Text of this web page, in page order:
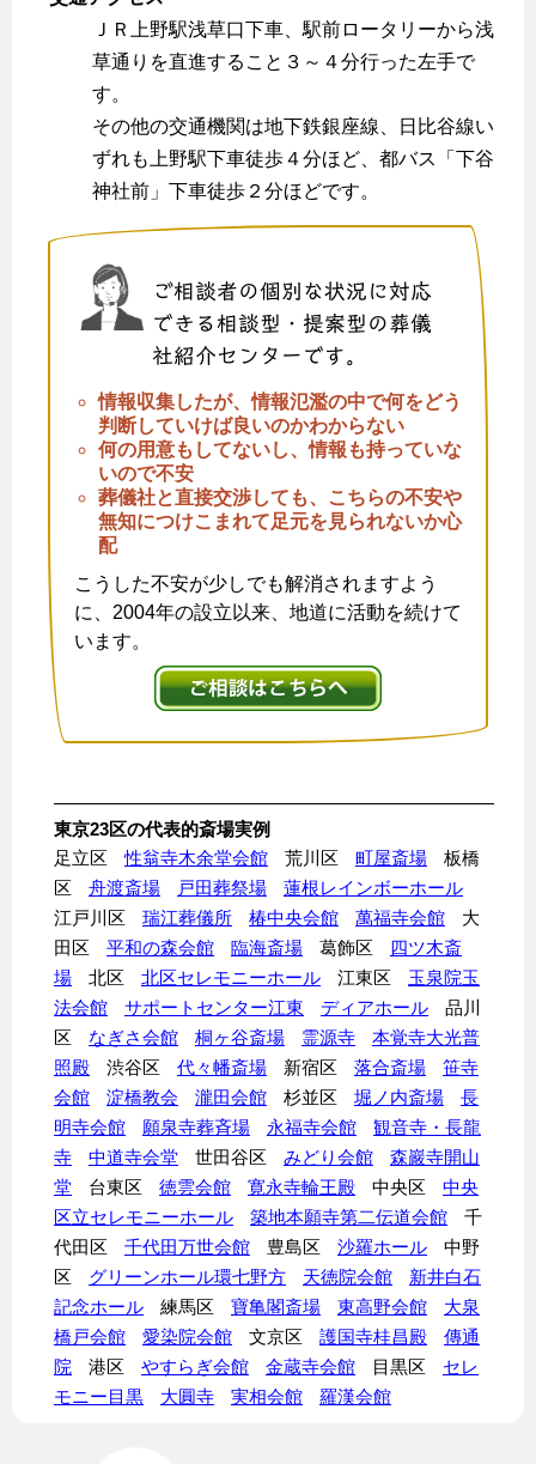
ＪＲ上野駅浅草口下車、駅前ロータリーから浅
草通りを直進すること３～４分行った左手で
す。
その他の交通機関は地下鉄銀座線、日比谷線い
ずれも上野駅下車徒歩４分ほど、都バス「下谷
神社前」下車徒歩２分ほどです。
ご相談者の個別な状況に対応
できる相談型・提案型の葬儀
社紹介センターです。
情報収集したが、情報氾濫の中で何をどう
判断していけば良いのかわからない
何の用意もしてないし、情報も持っていな
いので不安
葬儀社と直接交渉しても、こちらの不安や
無知につけこまれて足元を見られないか心
配
こうした不安が少しでも解消されますよう
に、2004年の設立以来、地道に活動を続けて
います。
東京23区の代表的斎場実例
足立区
性翁寺木余堂会館 荒川区 町屋斎場
板橋
区
舟渡斎場 戸田葬祭場
蓮根レインボーホール
江戸川区
瑞江葬儀所 椿中央会館 萬福寺会館
大
田区
平和の森会館 臨海斎場 葛飾区
四ツ木斎
場
北区 北区セレモニーホール 江東区
玉泉院玉
法会館
サポートセンター江東 ディアホール
品川
区
なぎさ会館 桐ヶ谷斎場 霊源寺
本覚寺大光普
照殿
渋谷区 代々幡斎場 新宿区 落合斎場
笹寺
会館
淀橋教会 瀧田会館 杉並区 堀ノ内斎場
長
明寺会館
願泉寺葬斉場 永福寺会館
観音寺・長龍
寺
中道寺会堂 世田谷区 みどり会館
森巖寺開山
堂
台東区 徳雲会館 寛永寺輪王殿 中央区
中央
区立セレモニーホール
築地本願寺第二伝道会館
千
代田区
千代田万世会館 豊島区 沙羅ホール
中野
区
グリーンホール環七野方 天徳院会館
新井白石
記念ホール
練馬区 寶亀閣斎場 東高野会館
大泉
橋戸会館
愛染院会館 文京区 護国寺桂昌殿
傳通
院
港区 やすらぎ会館 金蔵寺会館 目黒区
セレ
モニー目黒
大圓寺 実相会館 羅漢会館